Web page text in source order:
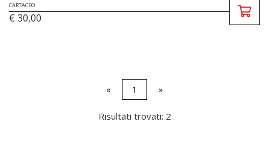
CARTACEO
€ 30,00
« 1 »
Risultati trovati: 2